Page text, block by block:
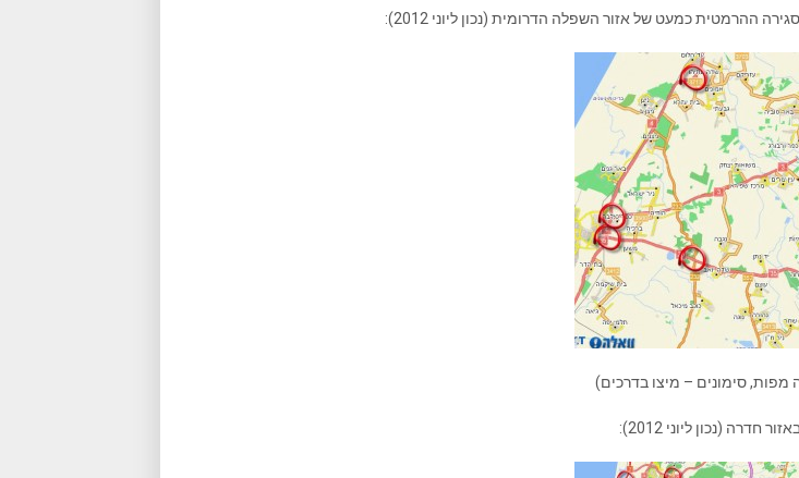
ההרמטית כמעט של אזור השפלה הדרומית (נכון ליוני 2012):
סימונים – מיצו בדרכים)
חדרה (נכון ליוני 2012):